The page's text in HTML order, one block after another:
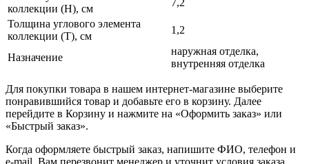
коллекции (H), см
Толщина углового элемента
коллекции (T), см
1,2
Назначение
наружная отделка,
внутренняя отделка
Для покупки товара в нашем интернет-магазине выберите
понравившийся товар и добавьте его в корзину. Далее
перейдите в Корзину и нажмите на «Оформить заказ» или
«Быстрый заказ».
Когда оформляете быстрый заказ, напишите ФИО, телефон и
e-mail. Вам перезвонит менеджер и уточнит условия заказа.